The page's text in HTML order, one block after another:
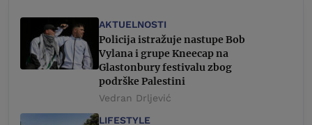
AKTUELNOSTI
Policija istražuje nastupe Bob
Vylana i grupe Kneecap na
Glastonbury festivalu zbog
podrške Palestini
Vedran Drljević
LIFESTYLE